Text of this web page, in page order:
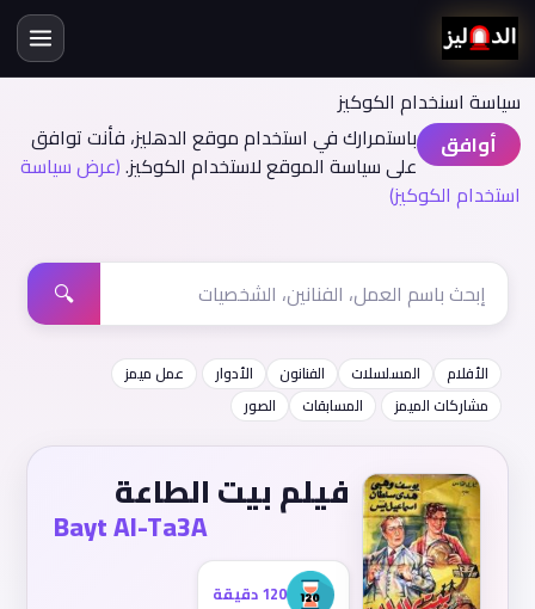
سياسة اسنخدام الكوكيز
أوافق
باستمرارك في استخدام موقع الدهليز، فأنت توافق
على سياسة الموقع لاستخدام الكوكيز.(عرض سياسة
استخدام الكوكيز)
🔍
الأفلام المسلسلات الفنانون الأدوار
عمل ميمز
مشاركات الميمز
المسابقات الصور
فيلم بيت الطاعة
Bayt Al-Ta3A
120 دقيقة